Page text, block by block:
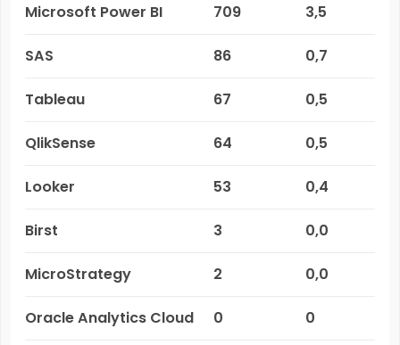
Microsoft Power BI
709 3,5
SAS 86 0,7
Tableau 67 0,5
QlikSense 64 0,5
Looker 53 0,4
Birst 3 0,0
MicroStrategy 2 0,0
Oracle Analytics Cloud 0 0